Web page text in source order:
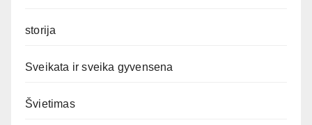
storija
Sveikata ir sveika gyvensena
Švietimas